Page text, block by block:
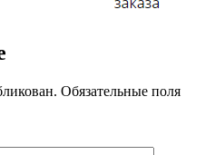
Обязательные поля